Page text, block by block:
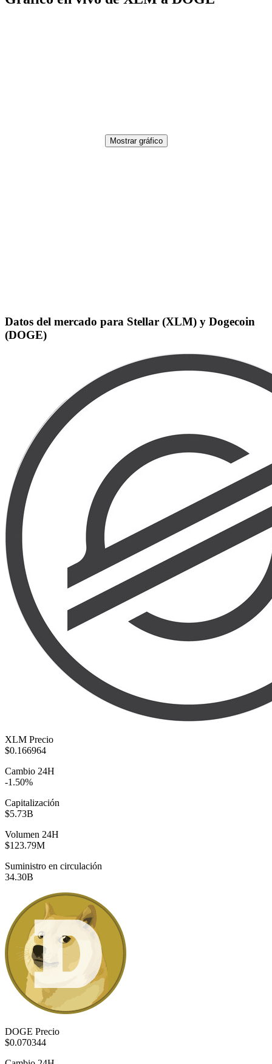
Mostrar gráfico
Datos del mercado para Stellar (XLM) y Dogecoin
(DOGE)
XLM Precio
$0.166964
Cambio 24H
-1.50%
Capitalización
$5.73B
Volumen 24H
$123.79M
Suministro en circulación
34.30B
DOGE Precio
$0.070344